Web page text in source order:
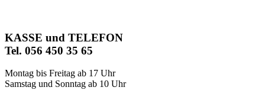
KASSE und TELEFON
Tel. 056 450 35 65
Montag bis Freitag ab 17 Uhr
Samstag und Sonntag ab 10 Uhr